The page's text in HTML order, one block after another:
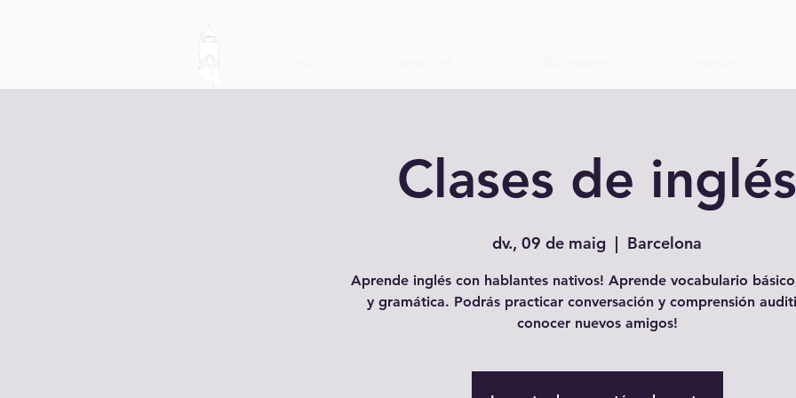
Clases de inglés
dv., 09 de maig
  |
Barcelona
Aprende inglés con hablantes nativos! Aprende vocabulario
y gramática. Podrás practicar conversación y comprensión
conocer nuevos amigos!